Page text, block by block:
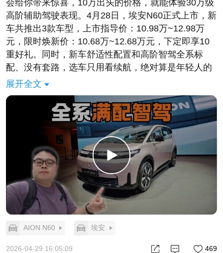
会给你带来惊喜，10万出头的价格，就能体验30万级
高阶辅助驾驶表现。4月28日，埃安N60正式上市，新
车共推出3款车型，上市指导价：10.98万~12.98万
元，限时焕新价：10.68万~12.68万元，下定即享10
重好礼。同时，新车舒适性配置和高阶智驾全系标
配、没有套路，选车只用看续航，绝对算是年轻人的
第一台国民智驾好车。#年轻人的第一台智能满配好车
10.68万起##128项全系标配埃安N60上市10.68万起
展开全文
AION N60 埃安
2026-04-29 16:05:09 469